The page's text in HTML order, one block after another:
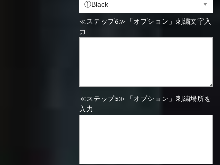
≪ステップ6≫「オプション」刺繍文字入
力
≪ステップ5≫「オプション」刺繍場所を
入力